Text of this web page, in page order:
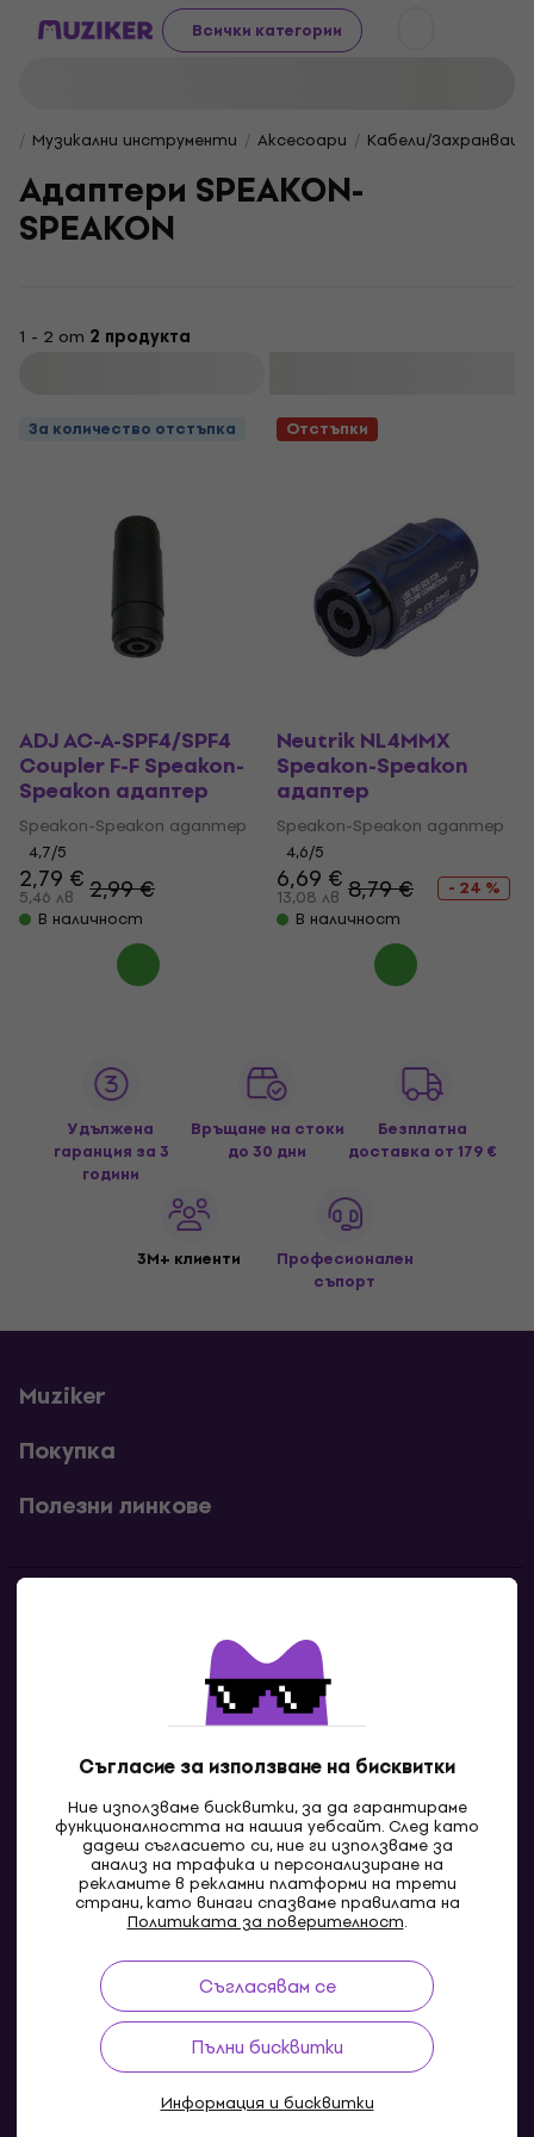
Всички категории
Съгласие за използване на бисквитки
Ние използваме бисквитки, за да гарантираме
функционалността на нашия уебсайт. След като
дадеш съгласието си, ние ги използваме за
анализ на трафика и персонализиране на
рекламите в рекламни платформи на трети
страни, като винаги спазваме правилата на
Политиката за поверителност.
Съгласявам се
Пълни бисквитки
Информация и бисквитки
Музикални инструменти Aксесоари Кабели/
Адаптери SPEAKON-
SPEAKON
1 - 2 от 2 продукта
За количество отстъпка
ADJ AC-A-SPF4/SPF4
Coupler F-F Speakon-
Speakon адаптер
Speakon-Speakon адаптер
4,7/5
2,79 €
5,46 лв 2,99 €
В наличност
Отстъпки
Neutrik NL4MMX
Speakon-Speakon
адаптер
Speakon-Speakon адаптер
4,6/5
6,69 €
13,08 лв 8,79 €
- 24 %
В наличност
Удължена
гаранция за 3
години
Връщане на стоки
до 30 дни
Безплатна
доставка от 179 €
3M+ клиенти
Професионален
съпорт
Muziker
Покупка
Полезни линкове
Свържи се с нас
BG
Pazaruvaj - Надежден помощник за покупки